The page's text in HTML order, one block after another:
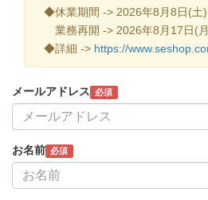
◆休業期間 -> 2026年8月8日(土)
業務再開 -> 2026年8月17日(
◆詳細 -> https://
メールアドレス 必須
お名前 必須